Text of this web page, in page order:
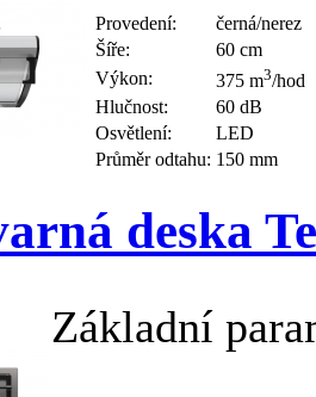
Provedení:
černá/nerez
Šíře:
60 cm
Výkon:
375 m3/hod
Hlučnost:
60 dB
Osvětlení:
LED
Průměr odtahu: 150 mm
deska
Základní